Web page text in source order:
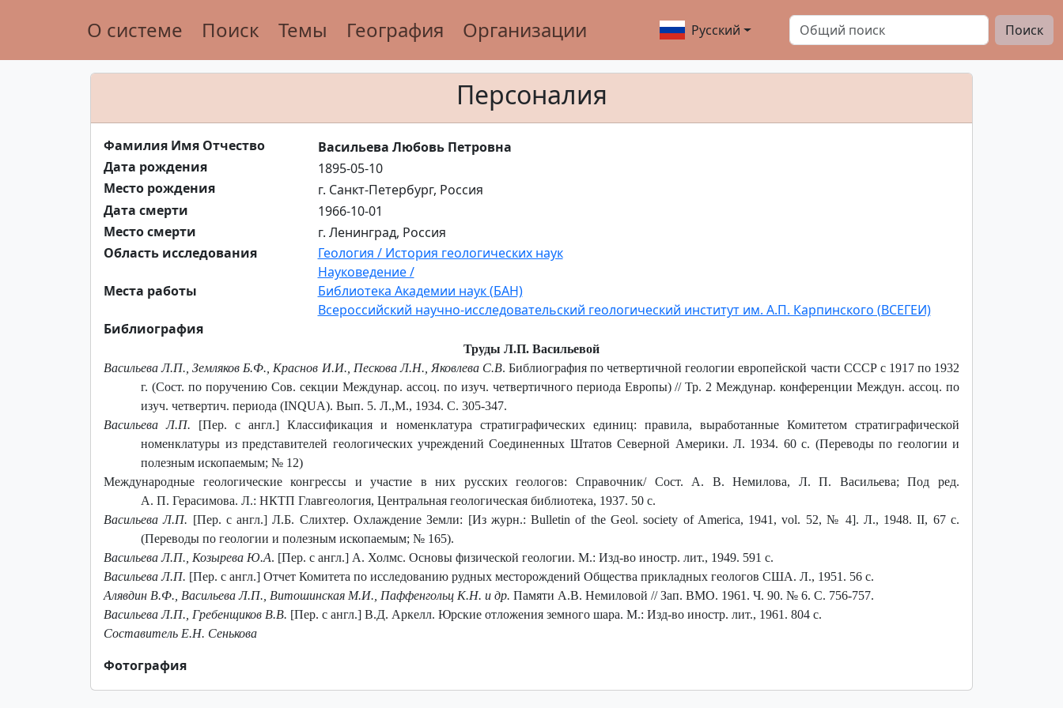
О системе Поиск Темы География Организации Русский Поиск
Персоналия
Фамилия Имя Отчество
Васильева Любовь Петровна
Дата рождения
1895-05-10
Место рождения
г. Санкт-Петербург, Россия
Дата смерти
1966-10-01
Место смерти
г. Ленинград, Россия
Область исследования
Геология / История геологических наук
Науковедение /
Места работы
Библиотека Академии наук (БАН)
Всероссийский научно-исследовательский геологический институт им. А.П. Карпинского (ВСЕГЕИ)
Библиография
Труды Л.П. Васильевой
Васильева Л.П., Земляков Б.Ф., Краснов И.И., Пескова Л.Н., Яковлева С.В. Библиография по четвертичной геологии европейской части СССР с 1917 по 1932
г. (Сост. по поручению Сов. секции Междунар. ассоц. по изуч. четвертичного периода Европы) // Тр. 2 Междунар. конференции Междун. ассоц. по
изуч. четвертич. периода (INQUA). Вып. 5. Л.,М., 1934. С. 305-347.
Васильева Л.П. [Пер. с англ.]
Классификация и номенклатура стратиграфических единиц: правила, выработанные Комитетом стратиграфической
номенклатуры из представителей геологических учреждений Соединенных Штатов Северной Америки. Л. 1934. 60 с. (Переводы по геологии и
полезным ископаемым; № 12)
Международные геологические конгрессы и участие в них русских геологов: Справочник/ Сост. А. В. Немилова, Л. П. Васильева; Под ред.
А. П. Герасимова. Л.: НКТП Главгеология, Центральная геологическая библиотека, 1937. 50 с.
Васильева Л.П. [Пер. с англ.] Л.Б. Слихтер. Охлаждение Земли: [Из журн.: Bulletin of the Geol. society of America, 1941, vol. 52, № 4]. Л., 1948. II, 67 с.
(Переводы по геологии и полезным ископаемым; № 165).
Васильева Л.П., Козырева Ю.А. [Пер. с англ.] А. Холмс. Основы физической геологии. М.: Изд-во иностр. лит., 1949. 591 с.
Васильева Л.П. [Пер. с англ.] Отчет Комитета по исследованию рудных месторождений Общества прикладных геологов США. Л., 1951. 56 с.
Алявдин В.Ф., Васильева Л.П., Витошинская М.И., Паффенгольц К.Н. и др. Памяти А.В. Немиловой // Зап. ВМО. 1961. Ч. 90. № 6. С. 756-757.
Васильева Л.П., Гребенщиков В.В. [Пер. с англ.] В.Д. Аркелл. Юрские отложения земного шара. М.: Изд-во иностр. лит., 1961. 804 с.
Составитель Е.Н. Сенькова
Фотография